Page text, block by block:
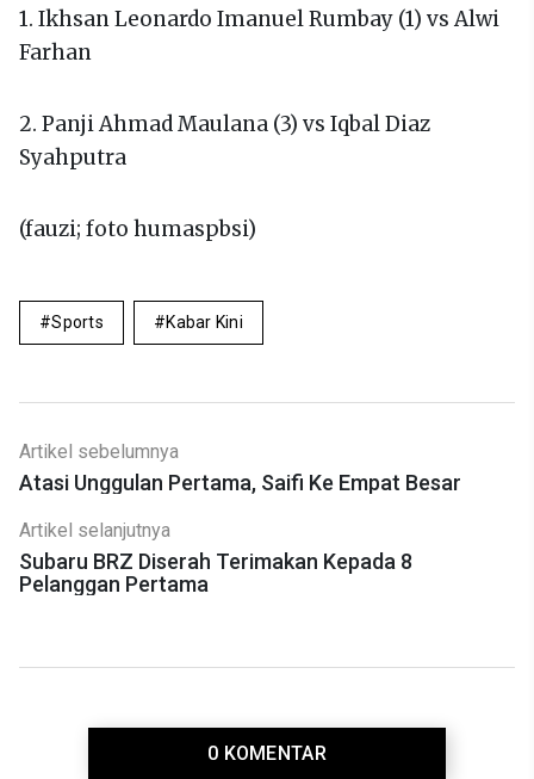
1. Ikhsan Leonardo Imanuel Rumbay (1) vs Alwi
Farhan
2. Panji Ahmad Maulana (3) vs Iqbal Diaz
Syahputra
(fauzi; foto humaspbsi)
Sports Kabar Kini
Artikel sebelumnya
Atasi Unggulan Pertama, Saifi Ke Empat Besar
Artikel selanjutnya
Subaru BRZ Diserah Terimakan Kepada 8
Pelanggan Pertama
0 KOMENTAR